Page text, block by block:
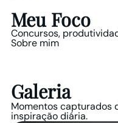
Meu Foco
Concursos,
Sobre mim
Galeria
Momentos capturados
inspiração diária.